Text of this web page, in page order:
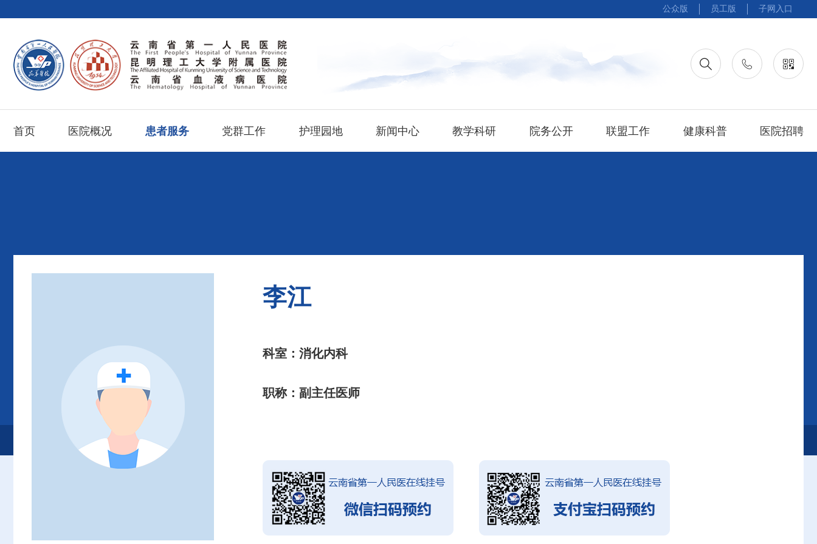
公众版 员工版 子网入口
首页 医院概况 患者服务 党群工作 护理园地 新闻中心 教学科研 院务公开 联盟工作 健康科普 医院招聘
就诊服务 专家介绍
李江
科室：消化内科
职称：副主任医师